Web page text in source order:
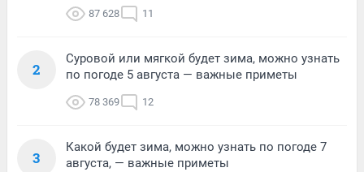
87 628 11
2
Суровой или мягкой будет зима, можно узнать
по погоде 5 августа — важные приметы
78 369 12
3
Какой будет зима, можно узнать по погоде 7
августа, — важные приметы